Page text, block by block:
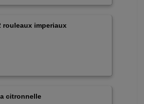
rouleaux imperiaux
citronnelle